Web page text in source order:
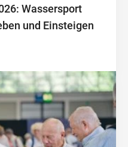
Wassersport
und Einsteigen